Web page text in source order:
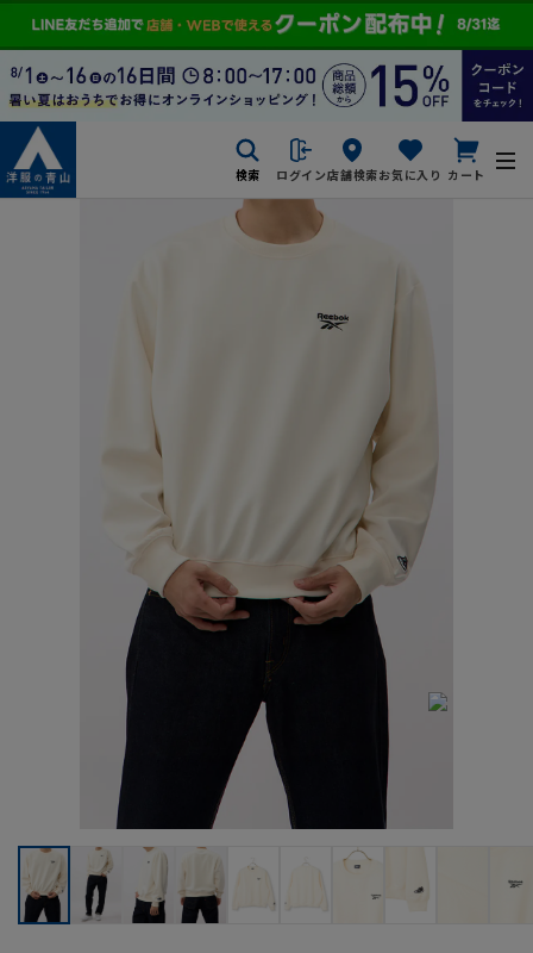
検索 ログイン店舗検索お気に入り カート